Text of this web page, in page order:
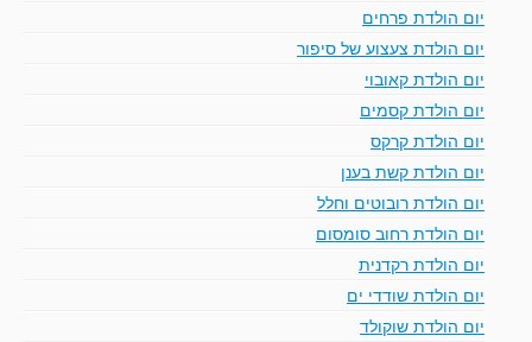
יום הולדת פרחים
יום הולדת צעצוע של סיפור
יום הולדת קאובוי
יום הולדת קסמים
יום הולדת קרקס
יום הולדת קשת בענן
יום הולדת רובוטים וחלל
יום הולדת רחוב סומסום
יום הולדת רקדנית
יום הולדת שודדי ים
יום הולדת שוקולד